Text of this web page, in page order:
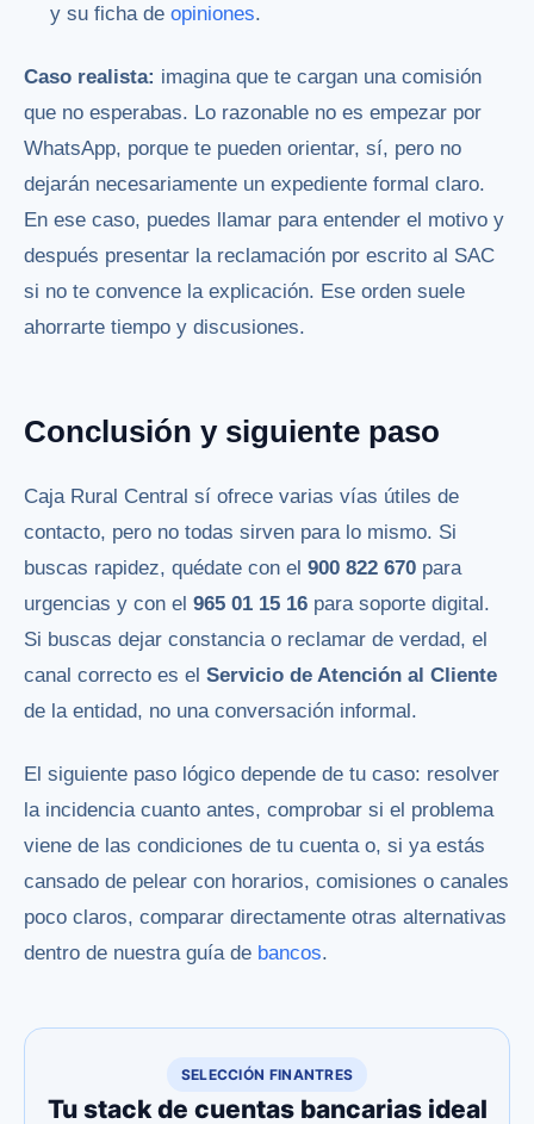
y su ficha deopiniones.
Caso realista: imagina que te cargan una comisión
que no esperabas. Lo razonable no es empezar por
WhatsApp, porque te pueden orientar, sí, pero no
dejarán necesariamente un expediente formal claro.
En ese caso, puedes llamar para entender el motivo y
después presentar la reclamación por escrito al SAC
si no te convence la explicación. Ese orden suele
ahorrarte tiempo y discusiones.
Conclusión y siguiente paso
Caja Rural Central sí ofrece varias vías útiles de
contacto, pero no todas sirven para lo mismo. Si
buscas rapidez, quédate con el 900 822 670 para
urgencias y con el 965 01 15 16 para soporte digital.
Si buscas dejar constancia o reclamar de verdad, el
canal correcto es el Servicio de Atención al Cliente
de la entidad, no una conversación informal.
El siguiente paso lógico depende de tu caso: resolver
la incidencia cuanto antes, comprobar si el problema
viene de las condiciones de tu cuenta o, si ya estás
cansado de pelear con horarios, comisiones o canales
poco claros, comparar directamente otras alternativas
dentro de nuestra guía de bancos.
SELECCIÓN FINANTRES
Tu stack de cuentas bancarias ideal